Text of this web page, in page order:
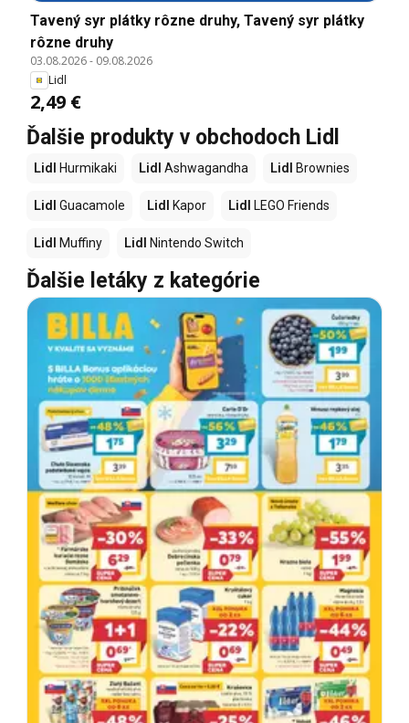
Tavený syr plátky rôzne druhy, Tavený syr plátky
rôzne druhy
03.08.2026- 09.08.2026
Lidl
2,49 €
Ďalšie produkty v obchodoch Lidl
Lidl Hurmikaki Lidl Ashwagandha Lidl Brownies
Lidl Guacamole Lidl Kapor Lidl LEGO Friends
Lidl Muffiny Lidl Nintendo Switch
Ďalšie letáky z kategórie